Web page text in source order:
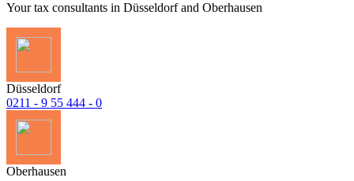
Your tax consultants in Düsseldorf and Oberhausen
Düsseldorf
0211 - 9 55 444 - 0
Oberhausen